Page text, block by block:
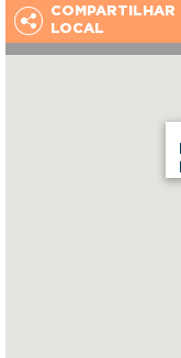
COMPARTILHAR
LOCAL